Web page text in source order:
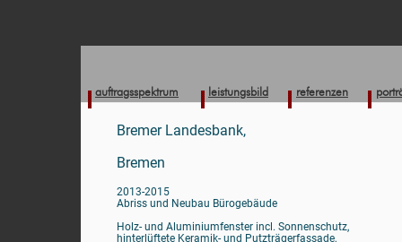
auftragsspektrum leistungsbild referenzen
Bremer Landesbank,
Bremen
2013-2015
Abriss und Neubau Bürogebäude
Holz- und Aluminiumfenster incl. Sonnenschutz,
hinterlüftete Keramik- und Putzträgerfassade,